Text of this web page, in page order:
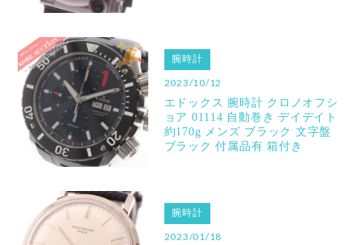
腕時計
2023/10/12
エドックス 腕時計 クロノオフシ
ョア 01114 自動巻き デイデイト
約170g メンズ ブラック 文字盤
ブラック 付属品有 箱付き
腕時計
2023/01/18